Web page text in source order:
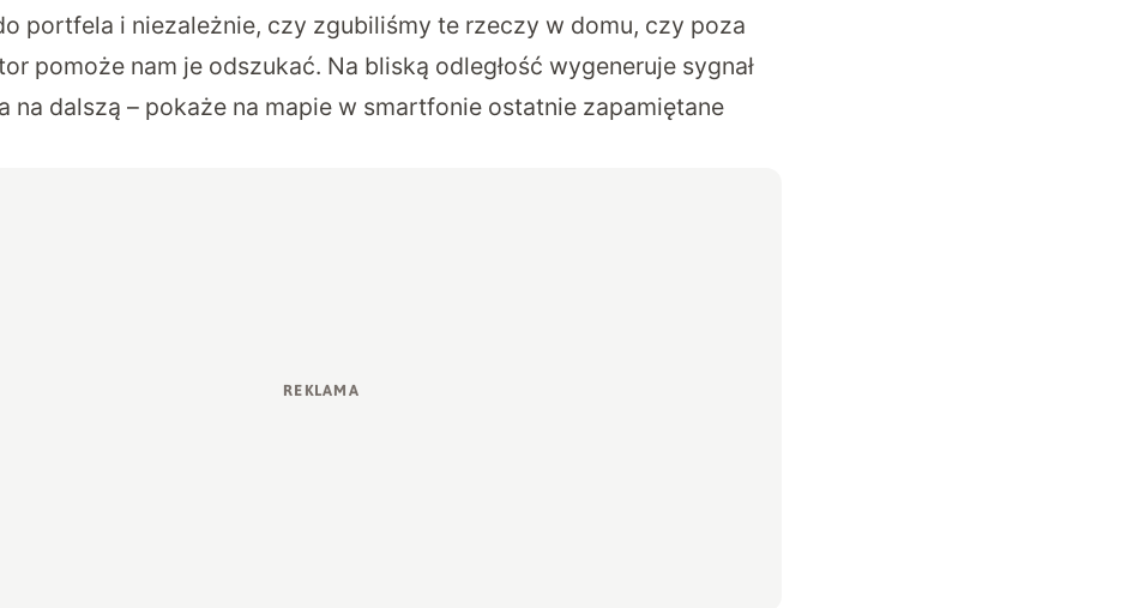
portfela i niezależnie, czy zgubiliśmy te rzeczy w domu, czy poza
pomoże nam je odszukać. Na bliską odległość wygeneruje sygnał
na dalszą – pokaże na mapie w smartfonie ostatnie zapamiętane